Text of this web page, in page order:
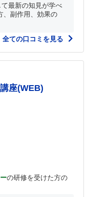
最新の知見が学べ
、副作用、効果の
全ての口コミを見る
座(WEB)
の研修を受けた方の